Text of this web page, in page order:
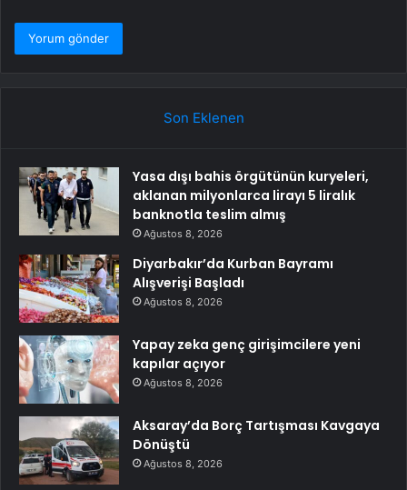
Son Eklenen
Yasa dışı bahis örgütünün kuryeleri,
aklanan milyonlarca lirayı 5 liralık
banknotla teslim almış
Ağustos 8, 2026
Diyarbakır’da Kurban Bayramı
Alışverişi Başladı
Ağustos 8, 2026
Yapay zeka genç girişimcilere yeni
kapılar açıyor
Ağustos 8, 2026
Aksaray’da Borç Tartışması Kavgaya
Dönüştü
Ağustos 8, 2026